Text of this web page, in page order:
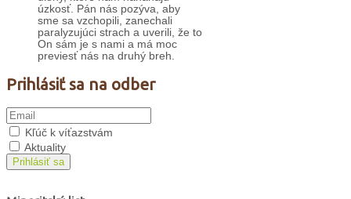
úzkosť. Pán nás pozýva, aby
sme sa vzchopili, zanechali
paralyzujúci strach a uverili, že to
On sám je s nami a má moc
previesť nás na druhý breh.
Prihlásiť sa na odber
Kľúč k víťazstvám
Aktuality
Prihlásiť sa